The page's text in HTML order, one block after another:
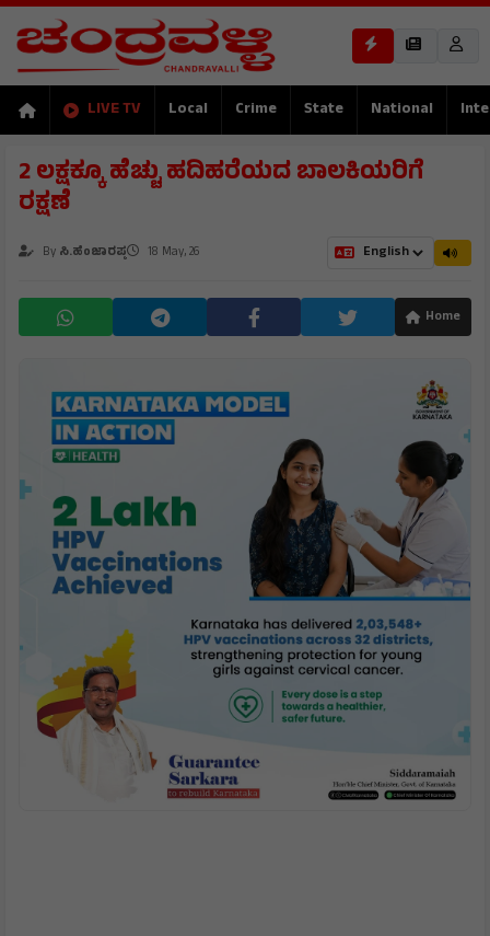
LIVE TV Local Crime State National
2 ಲಕ್ಷಕ್ಕೂ ಹೆಚ್ಚು ಹದಿಹರೆಯದ ಬಾಲಕಿಯರಿಗೆ
ರಕ್ಷಣೆ
By ಸಿ.ಹೆಂಜಾರಪ್ಪ 18 May, 26
Home